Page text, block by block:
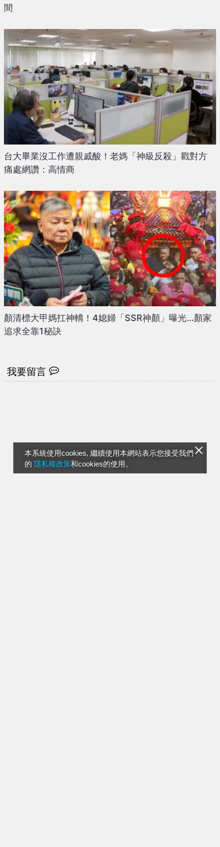
本系統使用cookies, 繼續使用本網站表示您接受我們
的 隱私權政策和cookies的使用。
間
台大畢業沒工作遭親戚酸！老媽「神級反殺」戳對方
痛處網讚：高情商
顏清標大甲媽扛神轎！4媳婦「SSR神顏」曝光…顏家
追求全靠1秘訣
我要留言